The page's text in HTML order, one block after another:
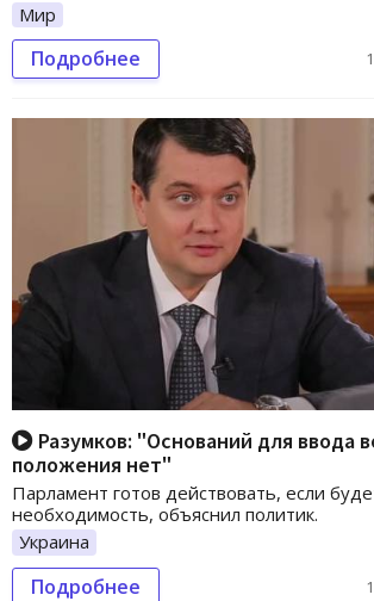
Мир
Подробнее
Разумков: "Оснований для ввода
положения нет"
Парламент готов действовать, если
необходимость, объяснил политик.
Украина
Подробнее